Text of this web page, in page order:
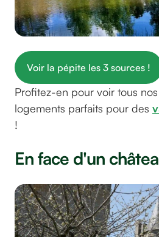
Voir la pépite les 3 sources !
Profitez-en pour voir tous nos
logements parfaits pour des
!
En face d'un